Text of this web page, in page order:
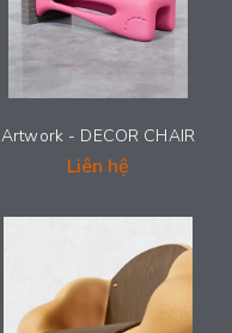
Artwork - DECOR CHAIR
Liên hệ